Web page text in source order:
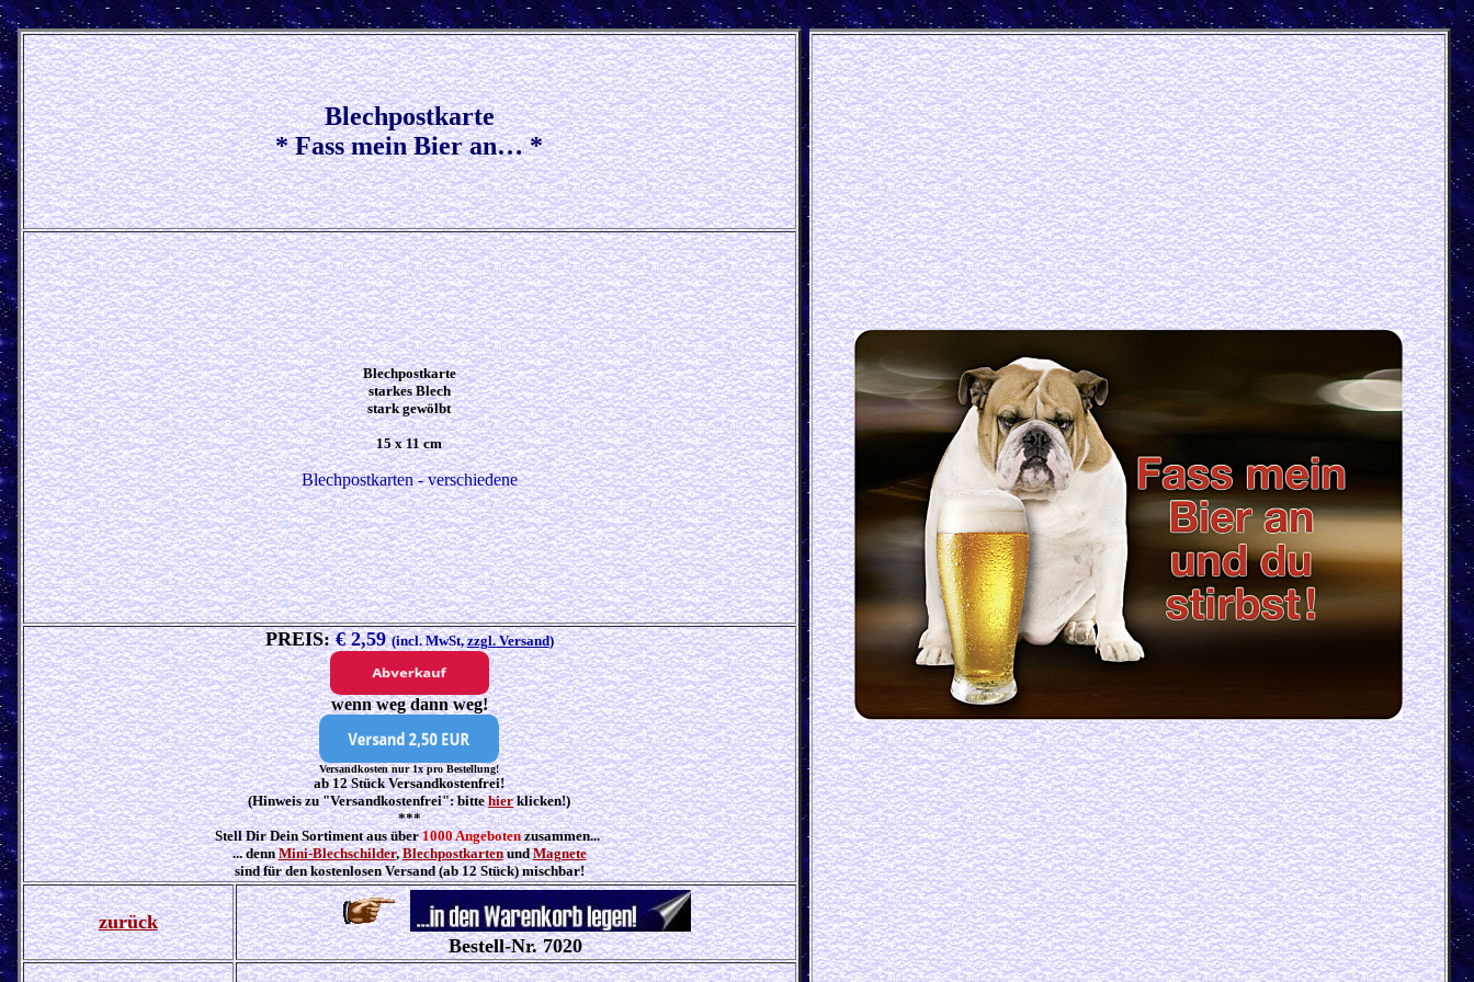
Blechpostkarte
* Fass mein Bier an… *
Blechpostkarte
starkes Blech
stark gewölbt
15 x 11 cm
Blechpostkarten -verschiedene
PREIS:€ 2,59(incl. MwSt,zzgl. Versand)
wenn weg dann weg!
Versandkosten nur 1x pro Bestellung!
ab 12 Stück Versandkostenfrei!
(Hinweis zu "Versandkostenfrei": bittehierklicken!)
***
Stell Dir Dein Sortiment aus über1000 Angebotenzusammen...
... dennMini-Blechschilder,Blechpostkartenund Magnete
sind für den kostenlosen Versand (ab 12 Stück) mischbar!
zurück
Bestell-Nr. 7020